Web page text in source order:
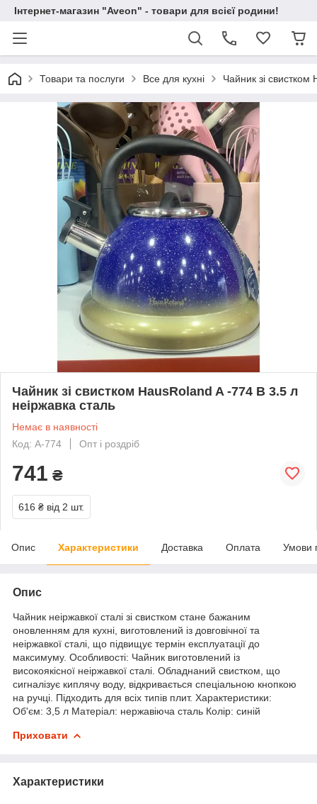
Інтернет-магазин "Aveon" - товари для всієї родини!
Товари та послуги Все для кухні Чайник зі
Чайник зі свистком HausRoland A -774 B 3.5 л
неіржавка сталь
Немає в наявності
Код: A-774
Опт і роздріб
741 ₴
616 ₴ від 2 шт.
Опис Характеристики Доставка Оплата Умови
Опис
Чайник неіржавкої сталі зі свистком стане бажаним
оновленням для кухні, виготовлений із довговічної та
неіржавкої сталі, що підвищує термін експлуатації до
максимуму. Особливості: Чайник виготовлений із
високоякісної неіржавкої сталі. Обладнаний свистком, що
сигналізує киплячу воду, відкривається спеціальною кнопкою
на ручці. Підходить для всіх типів плит. Характеристики:
Об'єм: 3,5 л Матеріал: нержавіюча сталь Колір: синій
Приховати
Характеристики